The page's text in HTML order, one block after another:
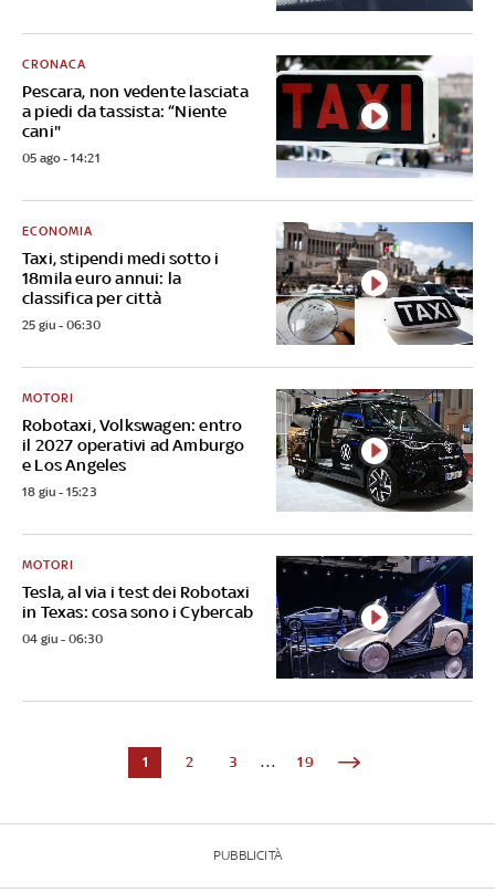
Pescara, non vedente lasciata
a piedi da tassista: “Niente
cani"
CRONACA
05 ago - 14:21
Taxi, stipendi medi sotto i
18mila euro annui: la
classifica per città
ECONOMIA
25 giu - 06:30
Robotaxi, Volkswagen: entro
il 2027 operativi ad Amburgo
e Los Angeles
MOTORI
18 giu - 15:23
Tesla, al via i test dei Robotaxi
in Texas: cosa sono i Cybercab
MOTORI
04 giu - 06:30
1 2 3 ... 19
PUBBLICITÀ